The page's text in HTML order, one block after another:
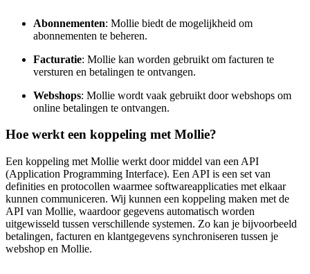
Abonnementen: Mollie biedt de mogelijkheid om
abonnementen te beheren.
Facturatie: Mollie kan worden gebruikt om facturen te
versturen en betalingen te ontvangen.
Webshops: Mollie wordt vaak gebruikt door webshops om
online betalingen te ontvangen.
Hoe werkt een koppeling met Mollie?
Een koppeling met Mollie werkt door middel van een API
(Application Programming Interface). Een API is een set van
definities en protocollen waarmee softwareapplicaties met elkaar
kunnen communiceren. Wij kunnen een koppeling maken met de
API van Mollie, waardoor gegevens automatisch worden
uitgewisseld tussen verschillende systemen. Zo kan je bijvoorbeeld
betalingen, facturen en klantgegevens synchroniseren tussen je
webshop en Mollie.